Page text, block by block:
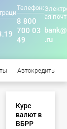
Телефон:
8 800
700 03
49
ая
.ru
Автокредиты
Курс
валют в
ВБРР